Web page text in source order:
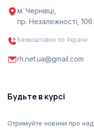
м. Чернівці,
пр. Незалежності, 106
Безкоштовно по Україні
rh.net.ua@gmail.com
Будьте в курсі
Отримуйте новини про